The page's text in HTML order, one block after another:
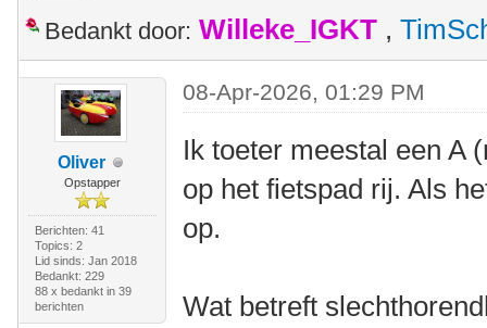
Bedankt door: Willeke_IGKT ,
Oliver
Opstapper
Berichten: 41
Topics: 2
Lid sinds: Jan 2018
Bedankt: 229
88 x bedankt in 39
berichten
08-Apr-2026, 01:29 PM
Ik toeter meestal een A
op het fietspad rij. Als
op.
Wat betreft